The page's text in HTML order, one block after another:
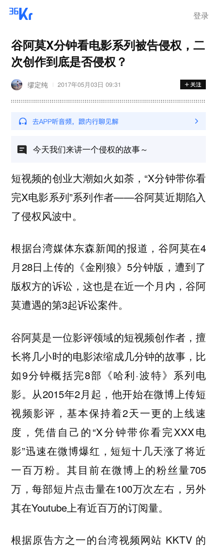
登录
谷阿莫X分钟看电影系列被告侵权，二
次创作到底是否侵权？
缪定纯 2017年05月03日 09:31
今天我们来讲一个侵权的故事～
短视频的创业大潮如火如荼，“X分钟带你看
完X电影系列”系列作者——谷阿莫近期陷入
了侵权风波中。
根据台湾媒体东森新闻的报道，谷阿莫在4
月28日上传的《金刚狼》5分钟版，遭到了
版权方的诉讼，这也是在近一个月内，谷阿
莫遭遇的第3起诉讼案件。
谷阿莫是一位影评领域的短视频创作者，擅
长将几小时的电影浓缩成几分钟的故事，比
如9分钟概括完8部《哈利·波特》系列电
影。从2015年2月起，他开始在微博上传短
视频影评，基本保持着2天一更的上线速
度，凭借自己的“X分钟带你看完XXX电
影”迅速在微博爆红，短短十几天涨了将近
一百万粉。其目前在微博上的粉丝量705
万，每部短片点击量在100万次左右，另外
其在Youtube上有近百万的订阅量。
根据原告方之一的台湾视频网站 KKTV 的